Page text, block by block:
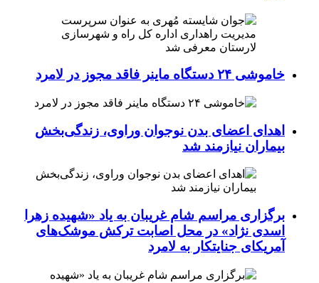
خاموشی ۲۴ دستگاه ماینر فاقد مجوز در لامرد
اهدای اعضای بدن نوجوان وراوی، زندگی‌بخش
بیماران نیازمند شد
برگزاری مراسم شام غریبان به یاد «شهیده زهرا
اسدی نژاد» در محل اصابت ترکش موشک‌های
آمریکای جنایتکار به لامرد